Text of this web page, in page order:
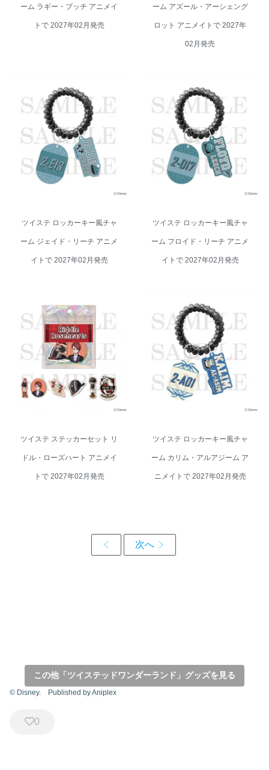
ーム ラギー・ブッチ アニメイ
トで 2027年02月発売
ーム アズール・アーシェング
ロット アニメイトで 2027年
02月発売
ツイステ ロッカーキー風チャー
ム ジェイド・リーチ アニメイト
で 2027年02月発売
ツイステ ロッカーキー風チャ
ーム ジェイド・リーチ アニメ
イトで 2027年02月発売
ツイステ ロッカーキー風チャー
ム フロイド・リーチ アニメイト
で 2027年02月発売
ツイステ ロッカーキー風チャ
ーム フロイド・リーチ アニメ
イトで 2027年02月発売
ツイステ ステッカーセット リド
ル・ローズハート アニメイトで
2027年02月発売
ツイステ ステッカーセット リ
ドル・ローズハート アニメイ
トで 2027年02月発売
ツイステ ロッカーキー風チャー
ム カリム・アルアジーム アニメ
イトで 2027年02月発売
ツイステ ロッカーキー風チャ
ーム カリム・アルアジーム ア
ニメイトで 2027年02月発売
この他「ツイステッドワンダーランド」グッズを見る
© Disney. Published by Aniplex
0